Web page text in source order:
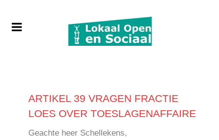
ARTIKEL 39 VRAGEN FRACTIE
LOES OVER TOESLAGENAFFAIRE
Geachte heer Schellekens,